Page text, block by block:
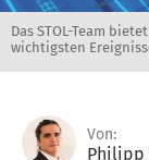
Das STOL-Team
wichtigsten
Von:
Philipp